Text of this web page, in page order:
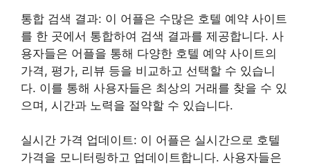
통합 검색 결과: 이 어플은 수많은 호텔 예약 사이트
를 한 곳에서 통합하여 검색 결과를 제공합니다. 사
용자들은 어플을 통해 다양한 호텔 예약 사이트의
가격, 평가, 리뷰 등을 비교하고 선택할 수 있습니
다. 이를 통해 사용자들은 최상의 거래를 찾을 수 있
으며, 시간과 노력을 절약할 수 있습니다.
실시간 가격 업데이트: 이 어플은 실시간으로 호텔
가격을 모니터링하고 업데이트합니다. 사용자들은